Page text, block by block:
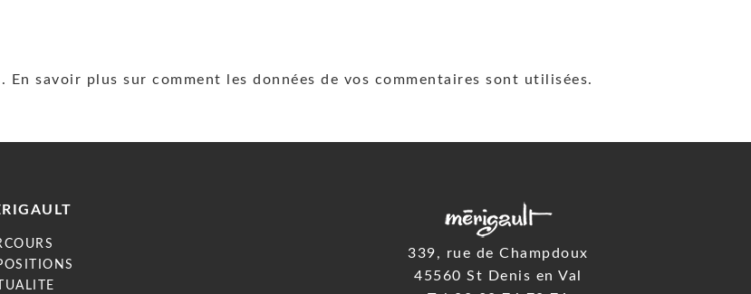
En savoir plus sur comment les données de vos commentaires sont utilisées.
339, rue de Champdoux
45560 St Denis en Val